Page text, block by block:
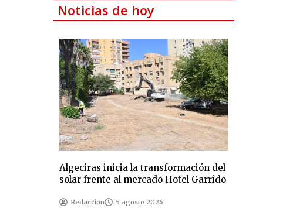
Noticias de hoy
Algeciras inicia la transformación del
solar frente al mercado Hotel Garrido
Redaccion 5 agosto 2026